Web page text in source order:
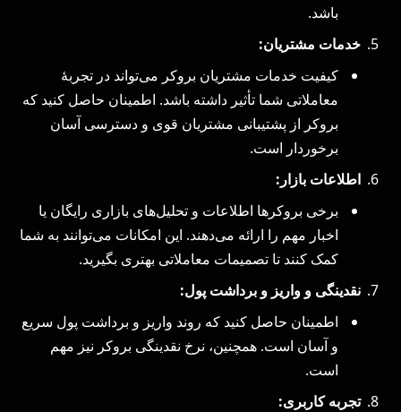
باشد.
خدمات مشتریان:
کیفیت خدمات مشتریان بروکر می‌تواند در تجربهٔ
معاملاتی شما تأثیر داشته باشد. اطمینان حاصل کنید که
بروکر از پشتیبانی مشتریان قوی و دسترسی آسان
برخوردار است.
اطلاعات بازار:
برخی بروکرها اطلاعات و تحلیل‌های بازاری رایگان یا
اخبار مهم را ارائه می‌دهند. این امکانات می‌توانند به شما
کمک کنند تا تصمیمات معاملاتی بهتری بگیرید.
نقدینگی و واریز و برداشت پول:
اطمینان حاصل کنید که روند واریز و برداشت پول سریع
و آسان است. همچنین، نرخ نقدینگی بروکر نیز مهم
است.
تجربه کاربری: